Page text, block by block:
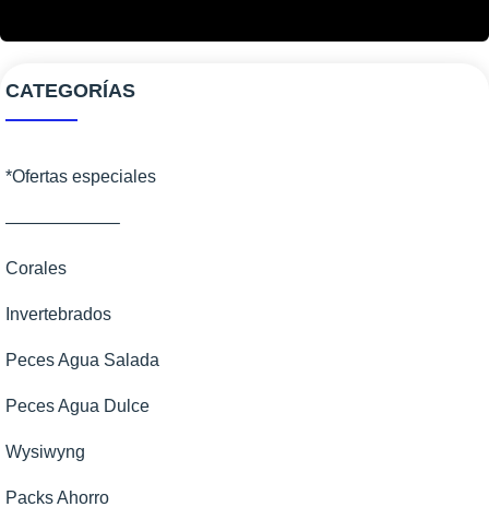
CATEGORÍAS
*Ofertas especiales
——————–
Corales
Corales Blandos
LPS
SPS
Zoanthus
Invertebrados
Anemonas
Cangrejos
Caracoles
Erizos
Peces Agua Salada
Ángeles
Apogones
Ballesta
Peces Agua Dulce
Invertebrados dulce
Otros Agua Dulce
Wysiwyng
Packs Ahorro